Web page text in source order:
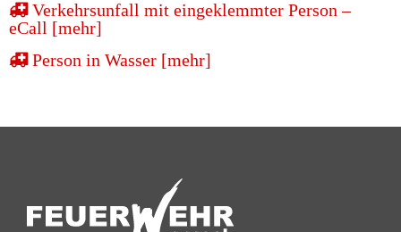
Verkehrsunfall mit eingeklemmter Person –
eCall [mehr]
Person in Wasser [mehr]